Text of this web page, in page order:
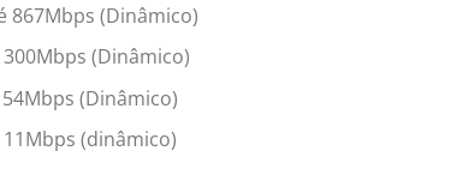
867Mbps (Dinâmico)
(Dinâmico)
(Dinâmico)
11Mbps (dinâmico)